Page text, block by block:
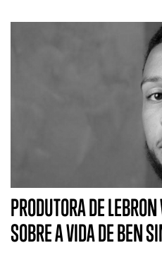
PRODUTORA DE
SOBRE A VIDA DE BEN